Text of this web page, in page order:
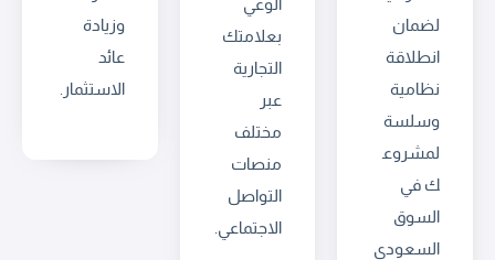
لضمان
انطلاقة
نظامية
وسلسة
لمشروع
ك في
السوق
السعودي
الوعي
بعلامتك
التجارية
عبر
مختلف
منصات
التواصل
الاجتماعي.
وزيادة
عائد
الاستثمار.